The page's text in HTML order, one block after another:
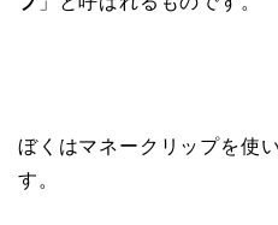
ぼくはマネークリップを使
す。